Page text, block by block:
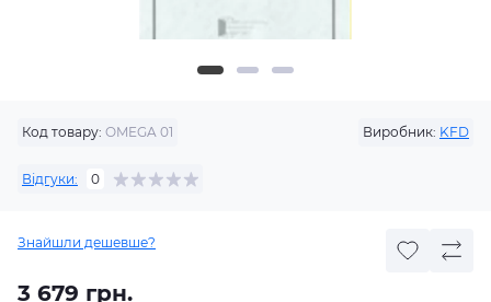
Код товару: OMEGA 01 Виробник: KFD
Відгуки: 0
Знайшли дешевше?
3 679 грн.